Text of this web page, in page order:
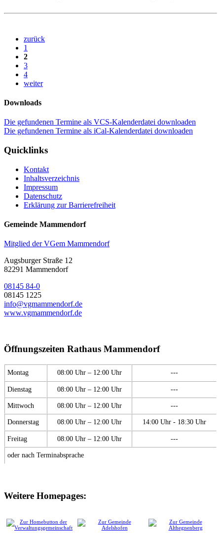
zurück
1
2
3
4
weiter
Downloads
Die gefundenen Termine als VCS-Kalenderdatei downloaden
Die gefundenen Termine als iCal-Kalenderdatei downloaden
Quicklinks
Kontakt
Inhaltsverzeichnis
Impressum
Datenschutz
Erklärung zur Barrierefreiheit
Gemeinde Mammendorf
Mitglied der VGem Mammendorf
Augsburger Straße 12
82291 Mammendorf
08145 84-0
08145 1225
info@vgmammendorf.de
www.vgmammendorf.de
Öffnungszeiten Rathaus Mammendorf
Montag 08:00 Uhr – 12:00 Uhr ---
Dienstag 08:00 Uhr – 12:00 Uhr ---
Mittwoch 08:00 Uhr – 12:00 Uhr ---
Donnerstag 08:00 Uhr – 12:00 Uhr 14:00 Uhr - 18:30 Uhr
Freitag 08:00 Uhr – 12:00 Uhr ---
oder nach Terminabsprache
Weitere Homepages: